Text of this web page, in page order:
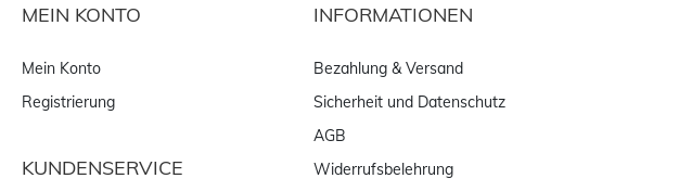
MEIN KONTO
Mein Konto
Registrierung
KUNDENSERVICE
INFORMATIONEN
Bezahlung & Versand
Sicherheit und Datenschutz
AGB
Widerrufsbelehrung